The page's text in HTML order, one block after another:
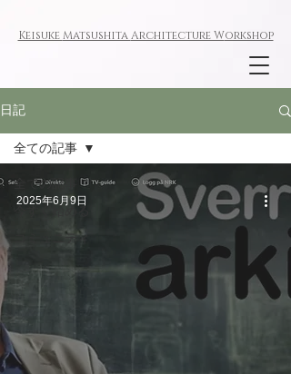
KeisukeMatsushitaArchitecture Workshop
日記
全ての記事
今すぐ始める
コミュニティ
全ての記事
2025年6月9日